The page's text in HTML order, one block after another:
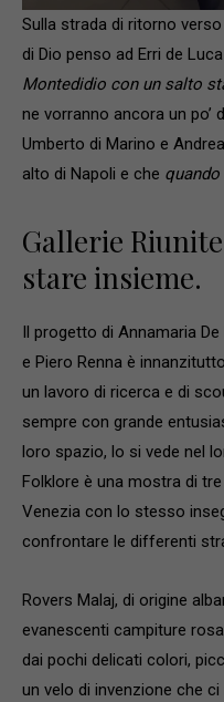
Sulla strada di ritorno
di Dio penso ad Erri de
Montedidio con un salto
ne vorranno ancora un po’
Umberto di Marino e
alto di Napoli e che
Gallerie
stare insieme.
Il progetto di Annamaria
e Piero Renna è
un lavoro di ricerca e di
sempre con grande
loro spazio, lo si vede nel
Folklore è una mostra di
Venezia con lo stesso
confrontare le differenti
Rovers Malaj, di origine
evanescenti campiture
dai pochi delicati colori,
un velo di invenzione che